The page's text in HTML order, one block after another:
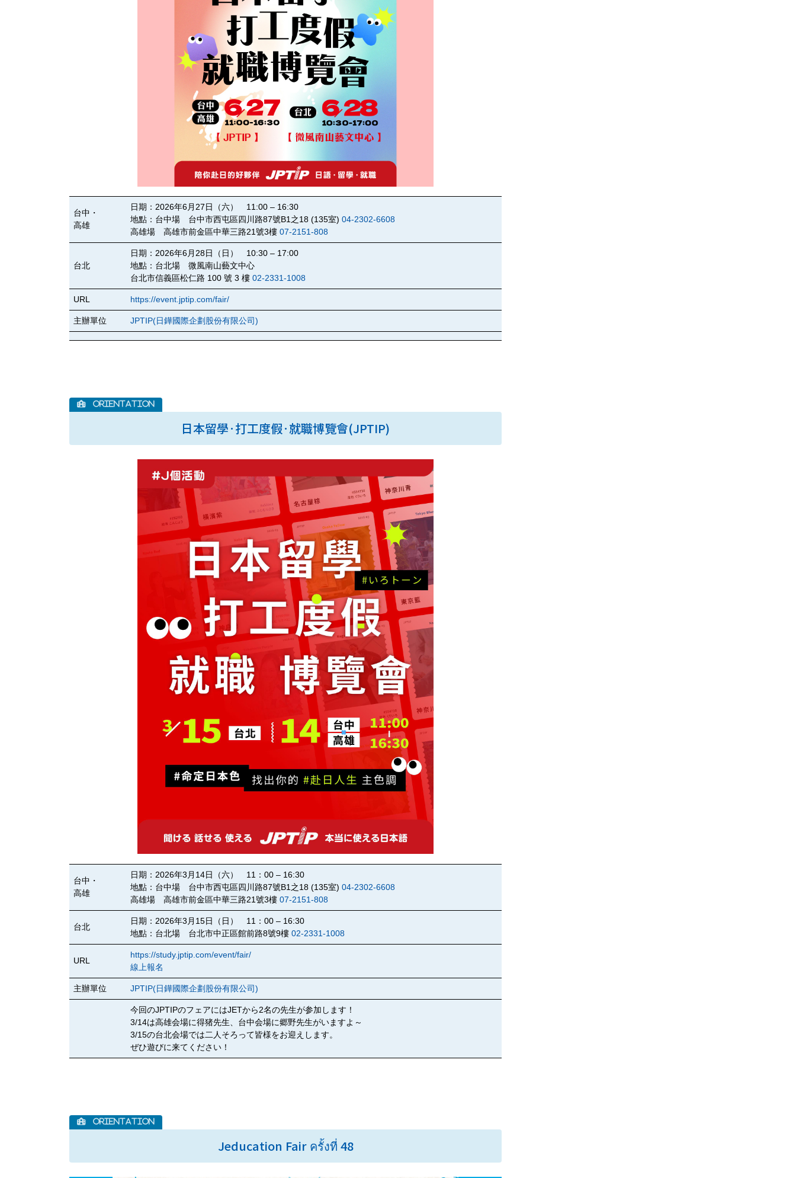
台中・
高雄
日期：2026年6月27日（六） 11:00 – 16:30
地點：台中場 台中市西屯區四川路87號B1之18 (135室) 04-2302-6608
高雄場 高雄市前金區中華三路21號3樓 07-2151-808
台北
日期：2026年6月28日（日） 10:30 – 17:00
地點：台北場 微風南山藝文中心
台北市信義區松仁路 100 號 3 樓 02-2331-1008
URL https://event.jptip.com/fair/
主辦單位 JPTIP(日鏵國際企劃股份有限公司)
日本留學·打工度假·就職博覽會(JPTIP)
台中・
高雄
日期：2026年3月14日（六） 11：00 – 16:30
地點：台中場 台中市西屯區四川路87號B1之18 (135室) 04-2302-6608
高雄場 高雄市前金區中華三路21號3樓 07-2151-808
台北
日期：2026年3月15日（日） 11：00 – 16:30
地點：台北場 台北市中正區館前路8號9樓 02-2331-1008
URL
https://study.jptip.com/event/fair/
線上報名
主辦單位 JPTIP(日鏵國際企劃股份有限公司)
今回のJPTIPのフェアにはJETから2名の先生が参加します！
3/14は高雄会場に得猪先生、台中会場に郷野先生がいますよ～
3/15の台北会場では二人そろって皆様をお迎えします。
ぜひ遊びに来てください！
Jeducation Fair ครั้งที่ 48